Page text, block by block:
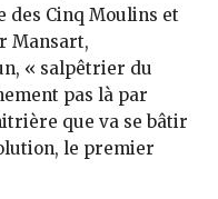
des Cinq Moulins et
Mansart,
« salpêtrier du
pas là par
que va se bâtir
le premier